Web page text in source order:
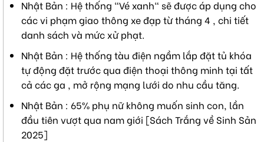
Nhật Bản : Hệ thống "Vé xanh" sẽ được áp dụng cho
các vi phạm giao thông xe đạp từ tháng 4 , chi tiết
danh sách và mức xử phạt.
Nhật Bản : Hệ thống tàu điện ngầm lắp đặt tủ khóa
tự động đặt trước qua điện thoại thông minh tại tất
cả các ga , mở rộng mạng lưới do nhu cầu tăng.
Nhật Bản : 65% phụ nữ không muốn sinh con, lần
đầu tiên vượt qua nam giới [Sách Trắng về Sinh Sản
2025]